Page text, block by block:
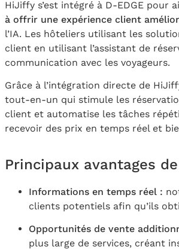
HiJiffy s’est intégré à D-EDGE pour
à offrir une expérience client
l’IA. Les hôteliers utilisant les
client en utilisant l’assistant de
communication avec les voyageurs.
Grâce à l’intégration directe de
tout-en-un qui stimule les
client et automatise les tâches
recevoir des prix en temps réel et
Principaux avantages
Informations en temps réel :
clients potentiels afin qu’ils
Opportunités de vente
plus large de services, créant